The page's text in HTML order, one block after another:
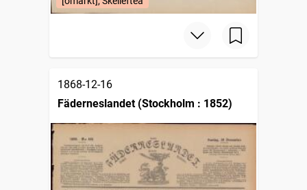
1868-12-16
Fäderneslandet (Stockholm : 1852)